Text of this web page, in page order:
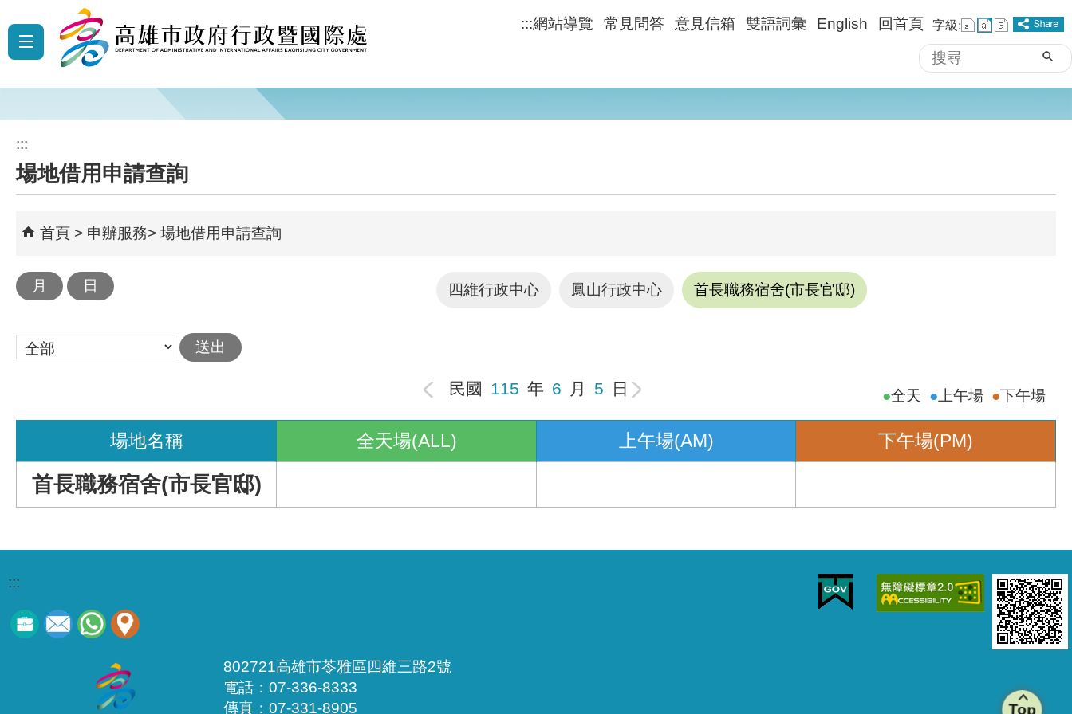
跳到主要內容區塊 :::網站導覽 常見問答 意見信箱 雙語詞彙 English 回首頁 字級:
搜
尋
進階搜尋
:::
場地借用申請查詢
首頁 申辦服務 場地借用申請查詢
四維行政中心 鳳山行政中心 首長職務宿舍(市長官邸)
民國 115 年 6 月 5 日 全天 上午場 下午場
場地名稱 全天場(ALL) 上午場(AM) 下午場(PM)
首長職務宿舍(市長官邸)
:::
802721高雄市苓雅區四維三路2號
電話：07-336-8333
傳真：07-331-8905
Top